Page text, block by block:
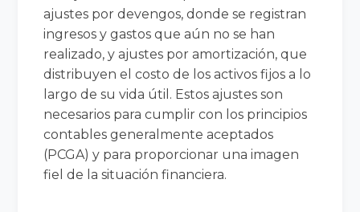
ajustes por devengos, donde se registran
ingresos y gastos que aún no se han
realizado, y ajustes por amortización, que
distribuyen el costo de los activos fijos a lo
largo de su vida útil. Estos ajustes son
necesarios para cumplir con los principios
contables generalmente aceptados
(PCGA) y para proporcionar una imagen
fiel de la situación financiera.